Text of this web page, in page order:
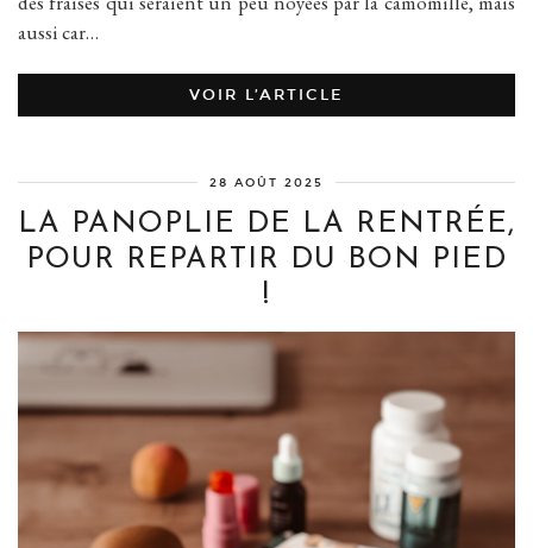
aussi car…
VOIR L’ARTICLE
28 AOÛT 2025
LA PANOPLIE DE LA RENTRÉE,
POUR REPARTIR DU BON PIED
!